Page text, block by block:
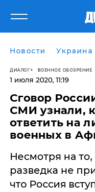
Новости Украина
ДИАЛОГ ВОЕННОЕ ОБОЗРЕНИЕ
1 июля 2020, 11:19
Сговор
СМИ узнали,
ответить на
военных в
Несмотря на
разведка не
что Россия